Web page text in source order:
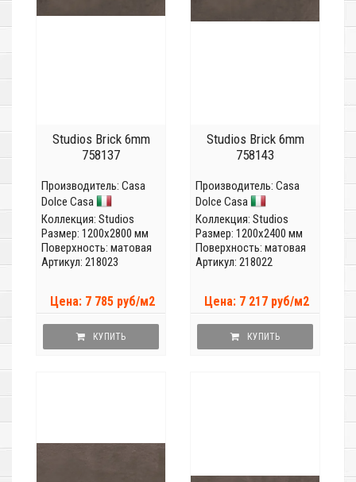
Studios Brick 6mm
758137
Производитель: Casa
Dolce Casa
Коллекция: Studios
Размер: 1200x2800 мм
Поверхность: матовая
Артикул: 218023
Цена: 7 785 руб/м2
КУПИТЬ
Studios Brick 6mm
758143
Производитель: Casa
Dolce Casa
Коллекция: Studios
Размер: 1200x2400 мм
Поверхность: матовая
Артикул: 218022
Цена: 7 217 руб/м2
КУПИТЬ